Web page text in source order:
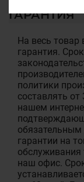
ГАРАНТИЯ
На весь товар
гарантия.
политики
составлять
нашем
гарантии на
наш офис.